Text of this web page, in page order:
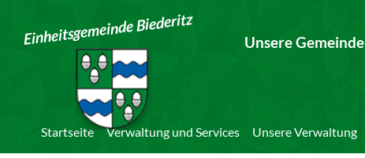
Einheitsgemeinde Biederitz Unsere Gemeinde
Startseite Verwaltung und Services Unsere Verwaltung